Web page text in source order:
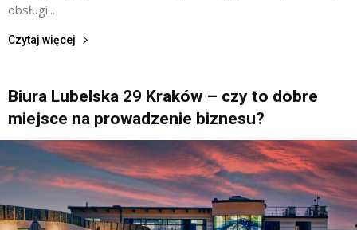
obsługi...
Czytaj więcej
Biura Lubelska 29 Kraków – czy to dobre
miejsce na prowadzenie biznesu?